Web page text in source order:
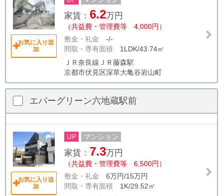
お気に入り追
加
家賃： 6.2万円
（共益費・管理費等 4,000円）
敷金・礼金 -/-
間取・専有面積 1LDK/43.74㎡
ＪＲ奈良線ＪＲ藤森駅
京都市伏見区深草大亀谷岩山町
エバーグリーン六地蔵駅前
お気に入り追
加
UP マンション
家賃： 7.3万円
（共益費・管理費等 6,500円）
敷金・礼金 6万円/15万円
間取・専有面積 1K/29.52㎡